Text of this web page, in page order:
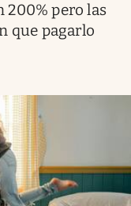
200% pero las
que pagarlo